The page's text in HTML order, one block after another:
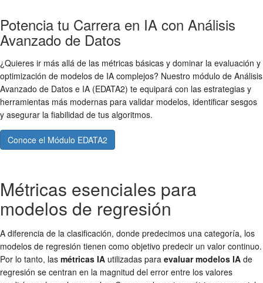
Potencia tu Carrera en IA con Análisis
Avanzado de Datos
¿Quieres ir más allá de las métricas básicas y dominar la evaluación y
optimización de modelos de IA complejos? Nuestro módulo de Análisis
Avanzado de Datos e IA (EDATA2) te equipará con las estrategias y
herramientas más modernas para validar modelos, identificar sesgos
y asegurar la fiabilidad de tus algoritmos.
Conoce el Módulo EDATA2
Métricas esenciales para
modelos de regresión
A diferencia de la clasificación, donde predecimos una categoría, los
modelos de regresión tienen como objetivo predecir un valor continuo.
Por lo tanto, las métricas IA utilizadas para evaluar modelos IA de
regresión se centran en la magnitud del error entre los valores